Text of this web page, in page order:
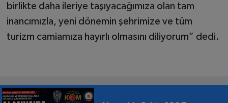
birlikte daha ileriye taşıyacağımıza olan tam
inancımızla, yeni dönemin şehrimize ve tüm
turizm camiamıza hayırlı olmasını diliyorum” dedi.